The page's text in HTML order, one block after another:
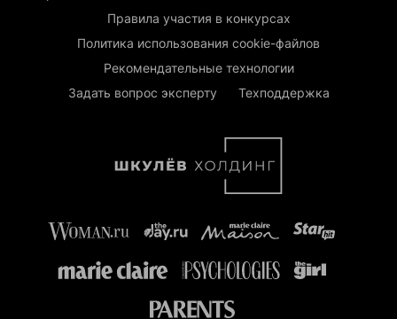
Правила участия в конкурсах
Политика использования cookie-файлов
Рекомендательные технологии
Задать вопрос эксперту
Техподдержка